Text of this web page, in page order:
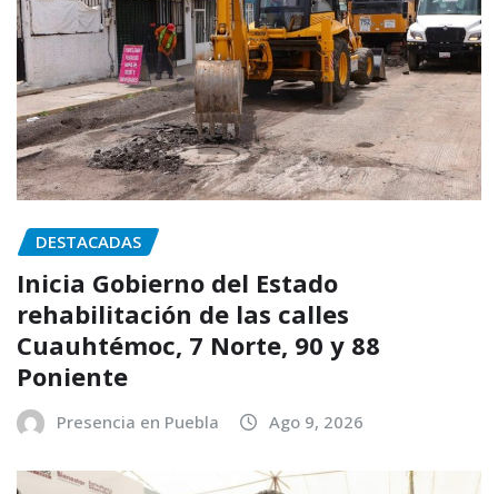
DESTACADAS
Inicia Gobierno del Estado
rehabilitación de las calles
Cuauhtémoc, 7 Norte, 90 y 88
Poniente
Presencia en Puebla Ago 9, 2026